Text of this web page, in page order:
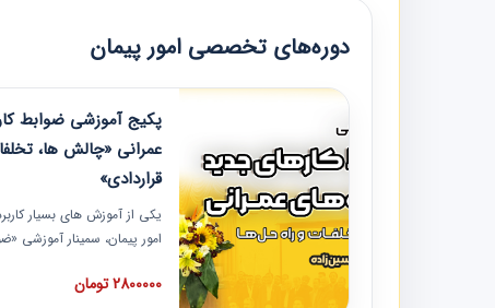
دوره‌های تخصصی امور پیمان
پکیج آموزشی ضوابط
عمرانی «چالش ها،
قراردادی»
یکی از آموزش‏‏‏‏‏‏ های بسیار
امور پیمان، سمینار آموزشی
عمرانی» چالش ها، تخلفات
در محل سندیکای شرکت های
2800000 تومان